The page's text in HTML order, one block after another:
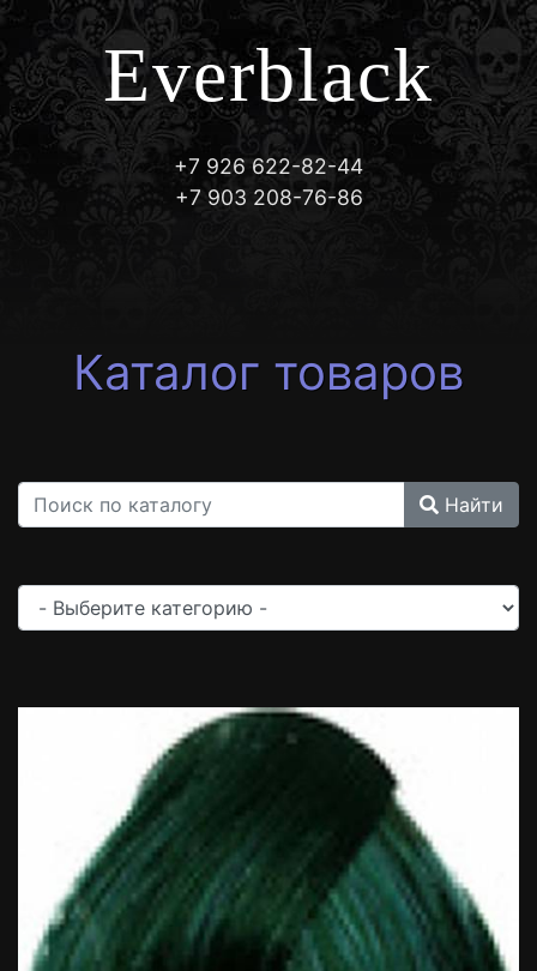
Everblack
+7 926 622-82-44
+7 903 208-76-86
Каталог товаров
Найти